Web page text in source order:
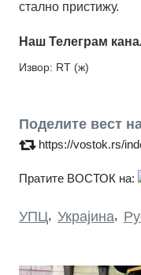
стално пристижу.
Наш Телеграм
Извор: RT (ж)
Поделите вест
https://vostok.rs/
Пратите ВОСТОК на:
УПЦ, Украјина,